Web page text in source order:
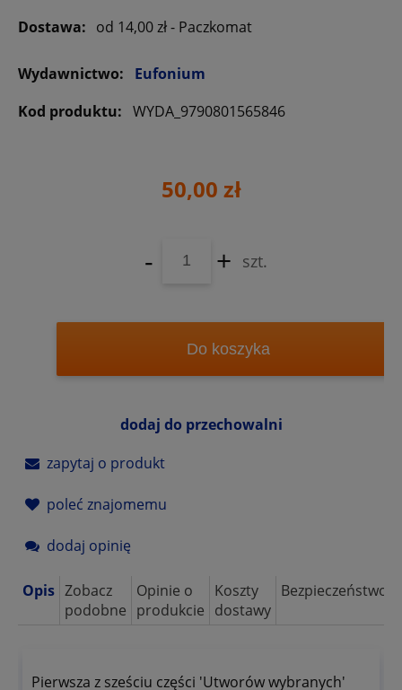
Dostawa: od 14,00 zł- Paczkomat
Wydawnictwo:
Eufonium
Kod produktu: WYDA_9790801565846
50,00 zł
- + szt.
Do koszyka
dodaj do przechowalni
zapytaj o produkt
poleć znajomemu
dodaj opinię
Opis Zobacz
podobne
Opinie o
produkcie
Koszty
dostawy
Bezpieczeństwo
Pierwsza z sześciu części 'Utworów wybranych'